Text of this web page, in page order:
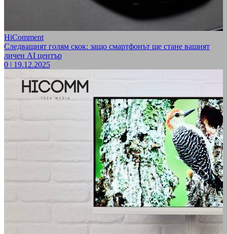
HiComment
Следващият голям скок: защо смартфонът ще стане вашият
личен AI център
0 | 19.12.2025